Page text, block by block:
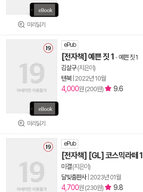
미리읽기
미리읽기
ePub
[전자책] 예쁜 짓 1 - 예쁜 짓 1
김살구(지은이)
텐북| 2022년 10월
4,000원 (200원) 9.6
ePub
[전자책] [GL] 코스믹라떼 1
미결(지은이)
달빛출판사| 2023년 01월
4,700원 (230원) 9.8